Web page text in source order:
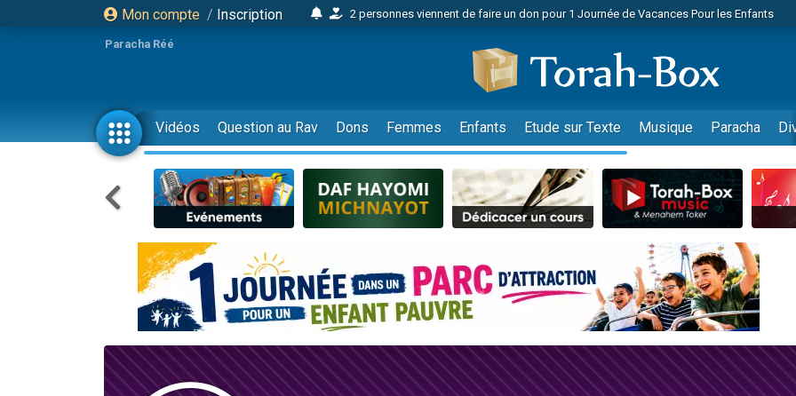
Mon compte / Inscription
2 personnes viennent de faire un don pour 1 Journée de Vacances Pour les Enfants
4 personnes viennent de nous rejoindre sur WhatsApp
Il reste 49 places pour étudier en groupe sur Zoom
23 personnes viennent de faire un don pour Diane, 80 ans, dans un appartement
Eva vient de donner son Maasser
4 personnes viennent de nous rejoindre sur WhatsApp
3 personnes viennent de nous rejoindre sur WhatsApp
3 personnes viennent de faire un don pour 5 jours de vacances aux Orphelins
2 personnes viennent de nous rejoindre sur WhatsApp
13 personnes viennent de demander une bénédiction
12 nouvelles musiques dans Torah-Box Music
30 personnes viennent de faire un don pour Sauvez la jambe de Yohan
Il reste 49 places pour étudier en groupe sur Zoom
Paracha Réé
Vidéos Question au Rav Dons Femmes Enfants Etude sur Texte Musique Paracha